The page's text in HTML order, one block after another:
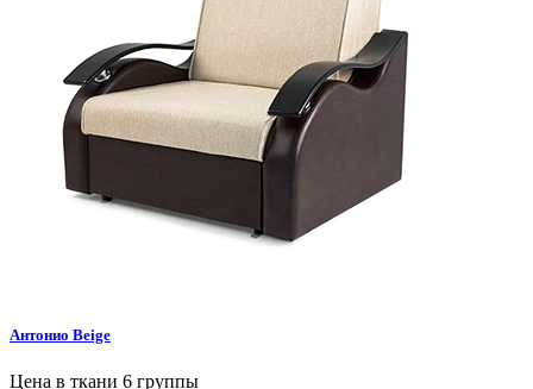
Антонио Beige
Цена в ткани 6 группы